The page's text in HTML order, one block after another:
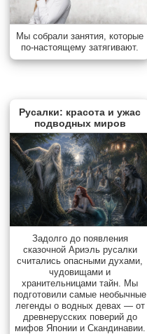
Мы собрали занятия, которые
по-настоящему затягивают.
Русалки: красота и ужас
подводных миров
Задолго до появления
сказочной Ариэль русалки
считались опасными духами,
чудовищами и
хранительницами тайн. Мы
подготовили самые необычные
легенды о водных девах — от
древнерусских поверий до
мифов Японии и Скандинавии.